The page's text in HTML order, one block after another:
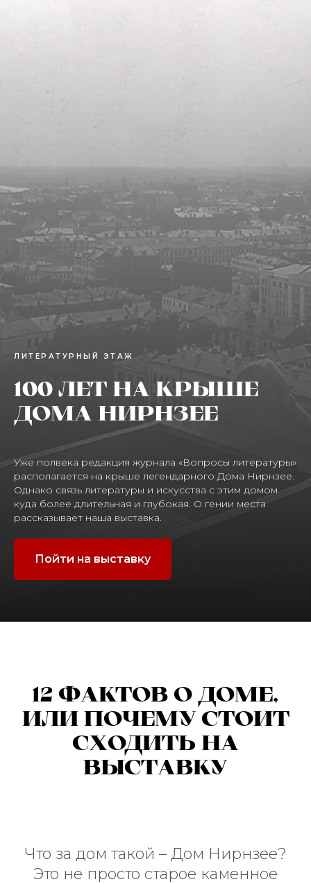
ЛИТЕРАТУРНЫЙ ЭТАЖ
100 ЛЕТ НА КРЫШЕ
ДОМА НИРНЗЕЕ
Уже полвека редакция журнала «Вопросы литературы»
располагается на крыше легендарного Дома Нирнзее.
Однако связь литературы и искусства с этим домом
куда более длительная и глубокая. О гении места
рассказывает наша выставка.
Пойти на выставку
12 ФАКТОВ О ДОМЕ,
ИЛИ ПОЧЕМУ СТОИТ
СХОДИТЬ НА
ВЫСТАВКУ
Что за дом такой – Дом Нирнзее?
Это не просто старое каменное